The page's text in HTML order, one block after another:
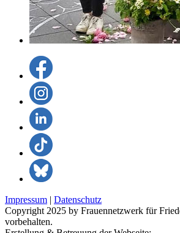
Impressum | Datenschutz
Copyright 2025 by Frauennetzwerk für
vorbehalten.